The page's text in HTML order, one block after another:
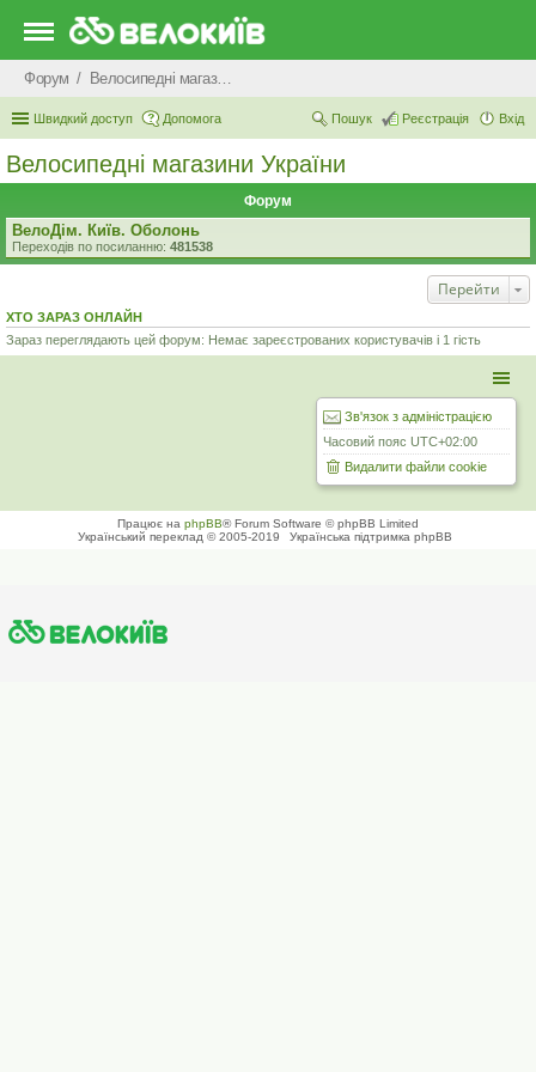
Форум Велосипедні магазини України
Швидкий доступ Допомога Вхід
Реєстрація
Пошук
Велосипедні магазини України
Форум
ВелоДім. Київ. Оболонь
Переходів по посиланню: 481538
Перейти
ХТО ЗАРАЗ ОНЛАЙН
Зараз переглядають цей форум: Немає зареєстрованих користувачів і 1 гість
Зв'язок з адміністрацією
Часовий пояс UTC+02:00
Видалити файли cookie
Працює на phpBB® Forum Software © phpBB Limited
Український переклад © 2005-2019
Українська підтримка phpBB